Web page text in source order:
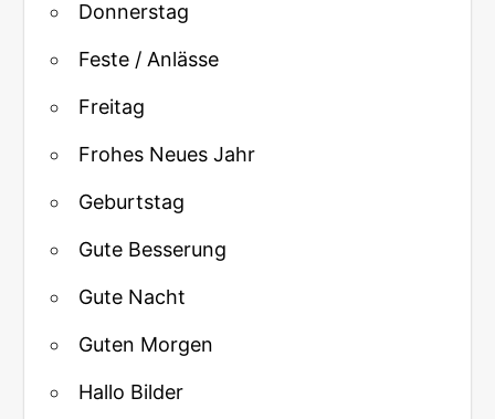
Donnerstag
Feste / Anlässe
Freitag
Frohes Neues Jahr
Geburtstag
Gute Besserung
Gute Nacht
Guten Morgen
Hallo Bilder